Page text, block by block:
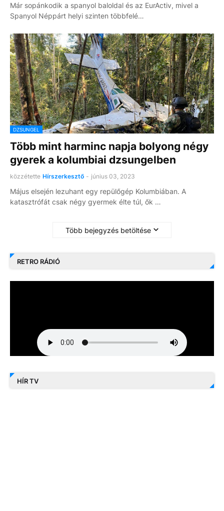
Már sopánkodik a spanyol baloldal és az EurActiv, mivel a
Spanyol Néppárt helyi szinten többfelé…
DZSUNGEL
Több mint harminc napja bolyong négy
gyerek a kolumbiai dzsungelben
közzétette Hírszerkesztő - június 03, 2023
Május elsején lezuhant egy repülőgép Kolumbiában. A
katasztrófát csak négy gyermek élte túl, ők …
Több bejegyzés betöltése
RETRO RÁDIÓ
HÍR TV